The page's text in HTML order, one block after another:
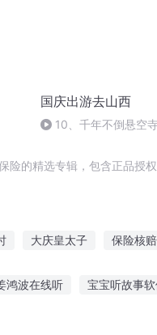
国庆出游去山西
10、千年不倒悬空
险的精选专辑，包含正品授
大庆皇太子 保险核
鸿波在线听 宝宝听故事